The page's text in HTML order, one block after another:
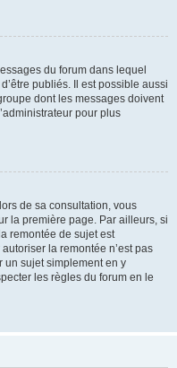
du forum dans lequel
publiés. Il est possible aussi
dont les messages doivent
pour plus
de sa consultation, vous
la première page. Par ailleurs, si
remontée de sujet est
la remontée n’est pas
un sujet simplement en y
les règles du forum en le